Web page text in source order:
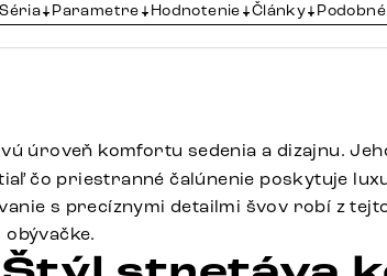
Séria Parametre Hodnotenie Články
úroveň komfortu sedenia a dizajnu.
čo priestranné čalúnenie poskytuje
s precíznymi detailmi švov robí z